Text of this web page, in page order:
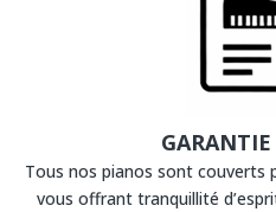
Tous nos pianos sont couverts
vous offrant tranquillité